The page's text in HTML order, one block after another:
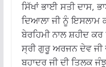
ਸਿੱਖਾਂ ਭਾਈ ਸਤੀ ਦਾਸ,
ਦਿਆਲਾ ਜੀ ਨੂੰ ਇਸਲਾਮ
ਬੇਰਹਿਮੀ ਨਾਲ ਸ਼ਹੀਦ
ਸ੍ਰੀ ਗੁਰੂ ਅਰਜਨ ਦੇਵ ਜੀ
ਬਹਾਦਰ ਜੀ ਦੀ ਤਿਲਕ